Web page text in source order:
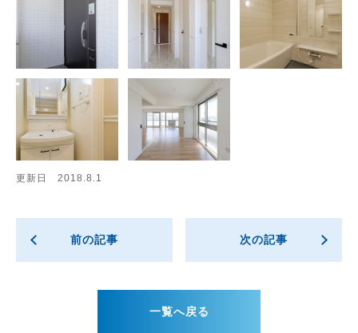
更新日 2018.8.1
前の記事
一覧へ戻る
次の記事